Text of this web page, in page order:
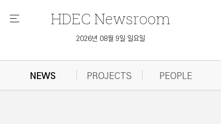
메
HDEC Newsroom
2026년 08월 9일 일요일
NEWS PROJECTS PEOPLE